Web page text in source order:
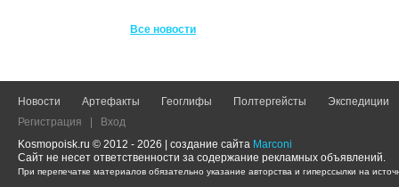
Все новости
Новости Артефакты Геоглифы Полтергейсты
Экспедиции
Регистрация
Вход
Kosmopoisk.ru © 2012 - 2026 | создание сайта Marconi
Сайт не несет ответственности за содержание рекламных объявлений.
При перепечатке материалов обязательно указание авторства и гиперссылки на